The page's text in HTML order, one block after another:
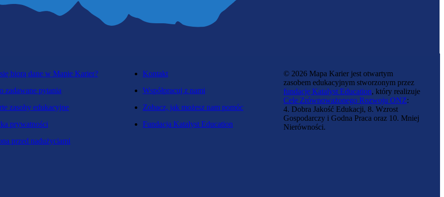
biorą dane w Mapie Karier?
zadawane pytania
zasoby edukacyjne
prywatności
przed nadużyciami
Kontakt
Współpracuj z nami
Zobacz, jak możesz nam pomóc
Fundacja Katalyst Education
© 2026 Mapa Karier jest otwartym
zasobem edukacyjnym stworzonym przez
fundację Katalyst Education, który realizuje
Cele Zrównoważonego Rozwoju ONZ:
4. Dobra Jakość Edukacji, 8. Wzrost
Gospodarczy i Godna Praca oraz 10. Mniej
Nierówności.